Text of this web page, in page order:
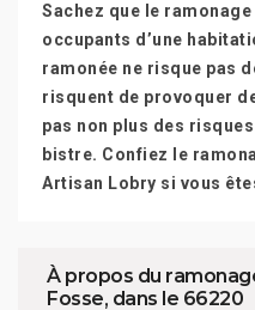
Sachez que le
occupants d’une
ramonée ne risque pas
risquent de provoquer
pas non plus des
bistre. Confiez le
Artisan Lobry si vous
À propos du
Fosse, dans le 66220